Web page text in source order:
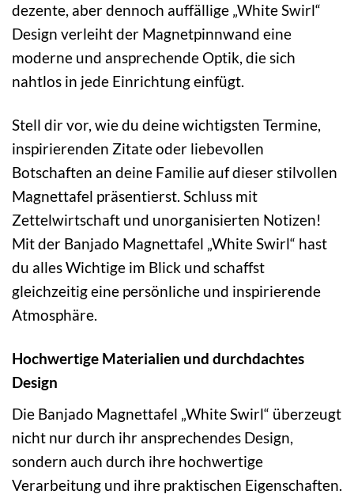
dezente, aber dennoch auffällige „White Swirl“
Design verleiht der Magnetpinnwand eine
moderne und ansprechende Optik, die sich
nahtlos in jede Einrichtung einfügt.
Stell dir vor, wie du deine wichtigsten Termine,
inspirierenden Zitate oder liebevollen
Botschaften an deine Familie auf dieser stilvollen
Magnettafel präsentierst. Schluss mit
Zettelwirtschaft und unorganisierten Notizen!
Mit der Banjado Magnettafel „White Swirl“ hast
du alles Wichtige im Blick und schaffst
gleichzeitig eine persönliche und inspirierende
Atmosphäre.
Hochwertige Materialien und durchdachtes
Design
Die Banjado Magnettafel „White Swirl“ überzeugt
nicht nur durch ihr ansprechendes Design,
sondern auch durch ihre hochwertige
Verarbeitung und ihre praktischen Eigenschaften.